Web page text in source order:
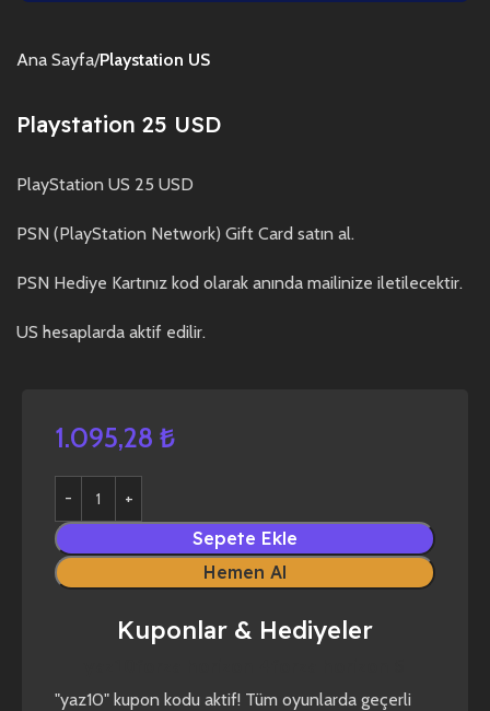
Ana Sayfa Playstation US
Playstation 25 USD
PlayStation US 25 USD
PSN (PlayStation Network) Gift Card satın al.
PSN Hediye Kartınız kod olarak anında mailinize iletilecektir.
US hesaplarda aktif edilir.
1.095,28 ₺
Sepete Ekle
Hemen Al
Kuponlar & Hediyeler
"yaz10" kupon kodu aktif! Tüm oyunlarda geçerli